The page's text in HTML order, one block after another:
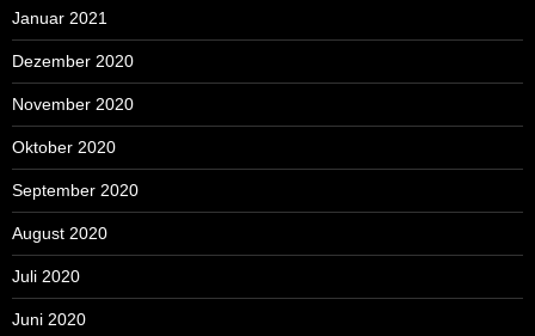
Januar 2021
Dezember 2020
November 2020
Oktober 2020
September 2020
August 2020
Juli 2020
Juni 2020